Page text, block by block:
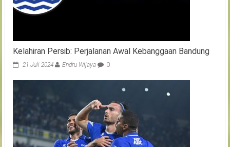
Kelahiran Persib: Perjalanan Awal Kebanggaan Bandung
21 Juli 2024 Endru Wijaya 0